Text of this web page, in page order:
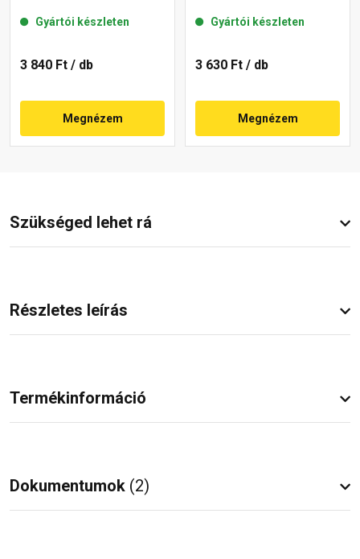
Gyártói készleten
3 840 Ft / db
Megnézem
Gyártói készleten
3 630 Ft / db
Megnézem
Szükséged lehet rá
Részletes leírás
Termékinformáció
Dokumentumok (2)